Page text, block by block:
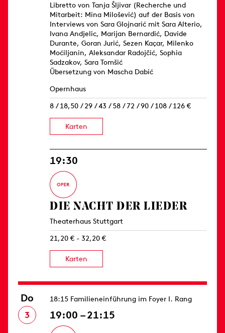
Libretto von Tanja Šljivar (Recherche und
Mitarbeit: Mina Milošević) auf der Basis von
Interviews von Sara Glojnarić mit Sara Alterio,
Ivana Andjelic, Marijan Bernardić, Davide
Durante, Goran Jurić, Sezen Kaçar, Milenko
Moćiljanin, Aleksandar Radojčić, Sophia
Sadzakov, Sara Tomšić
Übersetzung von Mascha Dabić
Opernhaus
8 / 18,50 / 29 / 43 / 58 / 72 / 90 / 108 / 126 €
Karten
19:30
DIE NACHT DER LIEDER
Theaterhaus Stuttgart
21,20 € - 32,20 €
Karten
Do
3
18:15 Familieneinführung im Foyer I. Rang
19:00 – 21:15